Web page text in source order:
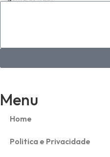
Menu
Home
Politica e Privacidade